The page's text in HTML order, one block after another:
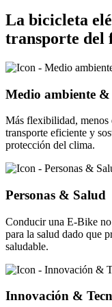
La bicicleta
transporte del
Medio ambiente
Más flexibilidad, menos
transporte eficiente y
protección del clima.
Personas & Salud
Conducir una E-Bike
para la salud dado que
saludable.
Innovación &